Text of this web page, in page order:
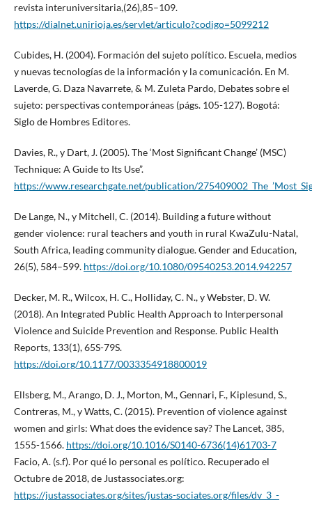
revista interuniversitaria,(26),85–109.
https://dialnet.unirioja.es/servlet/articulo?codigo=5099212
Cubides, H. (2004). Formación del sujeto político. Escuela, medios
y nuevas tecnologías de la información y la comunicación. En M.
Laverde, G. Daza Navarrete, & M. Zuleta Pardo, Debates sobre el
sujeto: perspectivas contemporáneas (págs. 105-127). Bogotá:
Siglo de Hombres Editores.
Davies, R., y Dart, J. (2005). The ‘Most Significant Change’ (MSC)
Technique: A Guide to Its Use”.
https://www.researchgate.net/publication/
De Lange, N., y Mitchell, C. (2014). Building a future without
gender violence: rural teachers and youth in rural KwaZulu-Natal,
South Africa, leading community dialogue. Gender and Education,
26(5), 584–599. https://doi.org/10.1080/09540253.2014.942257
Decker, M. R., Wilcox, H. C., Holliday, C. N., y Webster, D. W.
(2018). An Integrated Public Health Approach to Interpersonal
Violence and Suicide Prevention and Response. Public Health
Reports, 133(1), 65S-79S.
https://doi.org/10.1177/0033354918800019
Ellsberg, M., Arango, D. J., Morton, M., Gennari, F., Kiplesund, S.,
Contreras, M., y Watts, C. (2015). Prevention of violence against
women and girls: What does the evidence say? The Lancet, 385,
1555-1566. https://doi.org/10.1016/S0140-6736(14)61703-7
Facio, A. (s.f). Por qué lo personal es político. Recuperado el
Octubre de 2018, de Justassociates.org:
https://justassociates.org/sites/justas-sociates.org/files/dv_3_-